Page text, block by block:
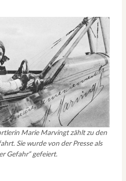
Marie Marvingt zählt zu den
Sie wurde von der Presse als
Gefahr“ gefeiert.